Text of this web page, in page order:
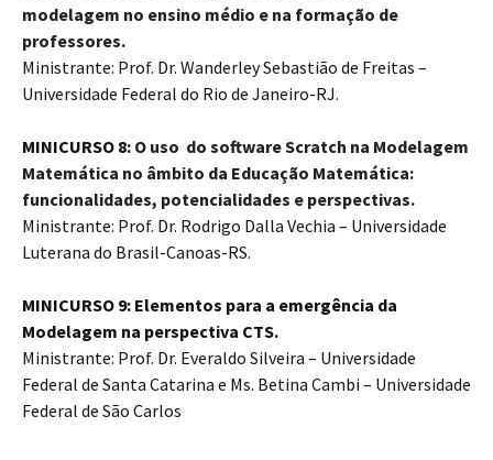
modelagem no ensino médio e na formação de
professores.
Ministrante: Prof. Dr. Wanderley Sebastião de Freitas –
Universidade Federal do Rio de Janeiro-RJ.
MINICURSO 8: O uso do software Scratch na Modelagem
Matemática no âmbito da Educação Matemática:
funcionalidades, potencialidades e perspectivas.
Ministrante: Prof. Dr. Rodrigo Dalla Vechia – Universidade
Luterana do Brasil-Canoas-RS.
MINICURSO 9: Elementos para a emergência da
Modelagem na perspectiva CTS.
Ministrante: Prof. Dr. Everaldo Silveira – Universidade
Federal de Santa Catarina e Ms. Betina Cambi – Universidade
Federal de São Carlos